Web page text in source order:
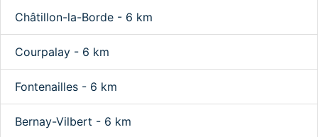
Châtillon-la-Borde - 6 km
Courpalay - 6 km
Fontenailles - 6 km
Bernay-Vilbert - 6 km